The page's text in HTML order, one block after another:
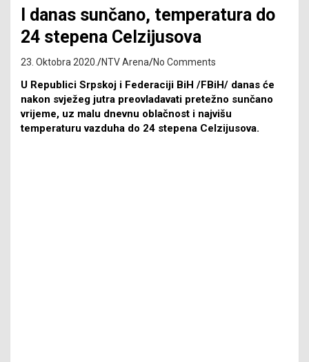
I danas sunčano, temperatura do
24 stepena Celzijusova
23. Oktobra 2020. NTV Arena No Comments
U Republici Srpskoj i Federaciji BiH /FBiH/ danas će
nakon svježeg jutra preovladavati pretežno sunčano
vrijeme, uz malu dnevnu oblačnost i najvišu
temperaturu vazduha do 24 stepena Celzijusova.